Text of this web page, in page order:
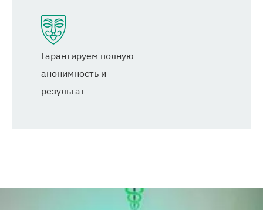
Гарантируем полную
анонимность и
результат